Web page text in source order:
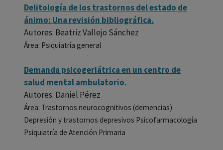
Delitología de los trastornos del estado de
ánimo: Una revisión bibliográfica.
Autores: Beatriz Vallejo Sánchez
Área: Psiquiatría general
Demanda psicogeriátrica en un centro de
salud mental ambulatorio.
Autores: Daniel Pérez
Área: Trastornos neurocognitivos (demencias)
Depresión y trastornos depresivos Psicofarmacología
Psiquiatría de Atención Primaria